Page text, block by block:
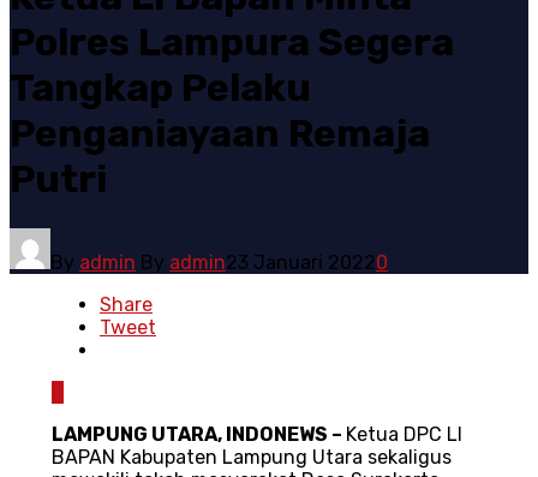
Polres Lampura Segera
Tangkap Pelaku
Penganiayaan Remaja
Putri
By admin By admin23 Januari 20220
Share
Tweet
LAMPUNG UTARA, INDONEWS – Ketua DPC LI
BAPAN Kabupaten Lampung Utara sekaligus